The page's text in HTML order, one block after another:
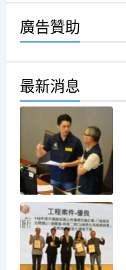
廣告贊助
最新消息